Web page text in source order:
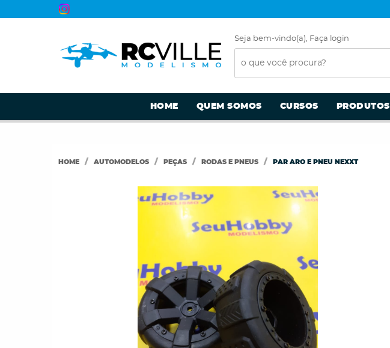
Seja bem-vindo(a), Faça login
HOME QUEM SOMOS CURSOS PRODUTOS
HOME AUTOMODELOS PEÇAS RODAS E PNEUS PAR ARO E PNEU NEXXT